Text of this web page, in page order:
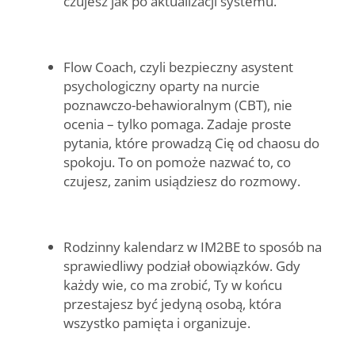
Flow Coach, czyli bezpieczny asystent
psychologiczny oparty na nurcie
poznawczo-behawioralnym (CBT), nie
ocenia – tylko pomaga. Zadaje proste
pytania, które prowadzą Cię od chaosu do
spokoju. To on pomoże nazwać to, co
czujesz, zanim usiądziesz do rozmowy.
Rodzinny kalendarzw IM2BE to sposób na
sprawiedliwy podział obowiązków. Gdy
każdy wie, co ma zrobić, Ty w końcu
przestajesz być jedyną osobą, która
wszystko pamięta i organizuje.